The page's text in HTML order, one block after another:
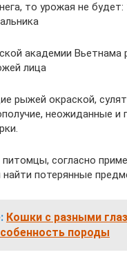
то урожая не будет:
академии Вьетнама
лица
рыжей окраской, сулят
неожиданные и
согласно
потерянные
Кошки с разными
породы